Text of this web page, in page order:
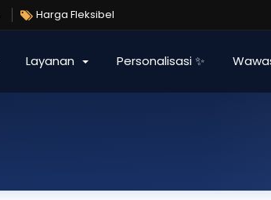
Harga Fleksibel
Layanan Personalisasi ✨